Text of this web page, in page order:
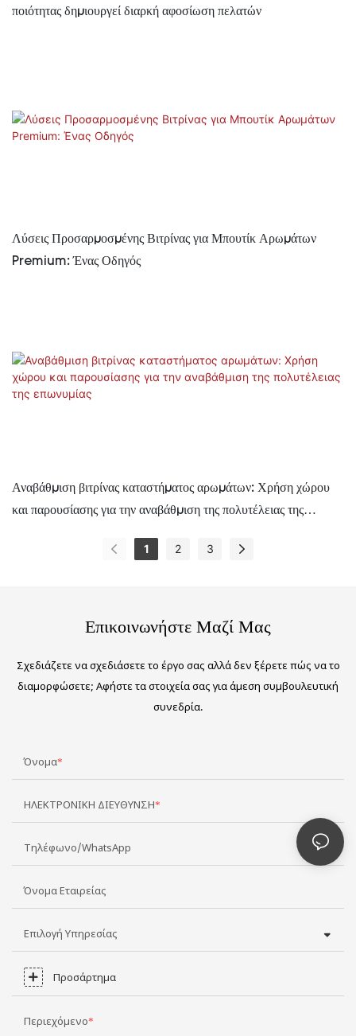
ποιότητας δημιουργεί διαρκή αφοσίωση πελατών
Λύσεις Προσαρμοσμένης Βιτρίνας για Μπουτίκ Αρωμάτων
Premium: Ένας Οδηγός
Αναβάθμιση βιτρίνας καταστήματος αρωμάτων: Χρήση χώρου
και παρουσίασης για την αναβάθμιση της πολυτέλειας της
1 2 3
Επικοινωνήστε Μαζί Μας
Σχεδιάζετε να σχεδιάσετε το έργο σας αλλά δεν ξέρετε πώς να το
διαμορφώσετε; Αφήστε τα στοιχεία σας για άμεση συμβουλευτική
συνεδρία.
Όνομα
ΗΛΕΚΤΡΟΝΙΚΗ ΔΙΕΥΘΥΝΣΗ
Τηλέφωνο/WhatsApp
Όνομα Εταιρείας
Επιλογή Υπηρεσίας
Προσάρτημα
Περιεχόμενο